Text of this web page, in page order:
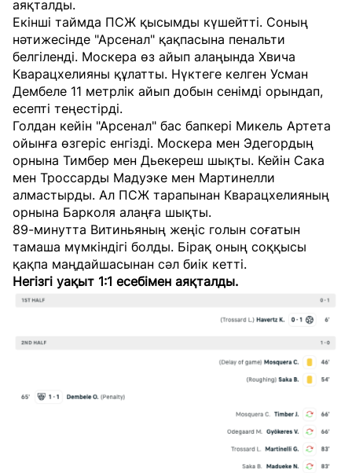
аяқталды.
Екінші таймда ПСЖ қысымды күшейтті. Соның
нәтижесінде "Арсенал" қақпасына пенальти
белгіленді. Москера өз айып алаңында Хвича
Кварацхелияны құлатты. Нүктеге келген Усман
Дембеле 11 метрлік айып добын сенімді орындап,
есепті теңестірді.
Голдан кейін "Арсенал" бас бапкері Микель Артета
ойынға өзгеріс енгізді. Москера мен Эдегордың
орнына Тимбер мен Дьекереш шықты. Кейін Сака
мен Троссарды Мадуэке мен Мартинелли
алмастырды. Ал ПСЖ тарапынан Кварацхелияның
орнына Барколя алаңға шықты.
89-минутта Витиньяның жеңіс голын соғатын
тамаша мүмкіндігі болды. Бірақ оның соққысы
қақпа маңдайшасынан сәл биік кетті.
Негізгі уақыт 1:1 есебімен аяқталды.